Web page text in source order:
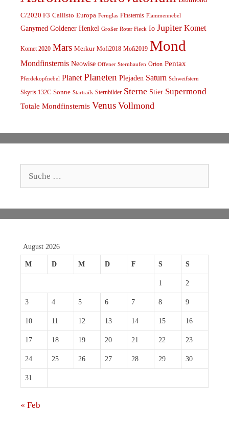
C/2020 F3 Callisto Europa Fernglas Finsternis Flammennebel
Ganymed Goldener Henkel Großer Roter Fleck Io Jupiter Komet
Komet 2020 Mars Merkur Mofi2018 Mofi2019 Mond
Mondfinsternis Neowise Offener Sternhaufen Orion Pentax
Pferdekopfnebel Planet Planeten Plejaden Saturn Schweifstern
Skyris 132C Sonne Startrails Sternbilder Sterne Stier Supermond
Totale Mondfinsternis Venus Vollmond
August 2026
M D M D F S S
1 2
3 4 5 6 7 8 9
10 11 12 13 14 15 16
17 18 19 20 21 22 23
24 25 26 27 28 29 30
31
« Feb